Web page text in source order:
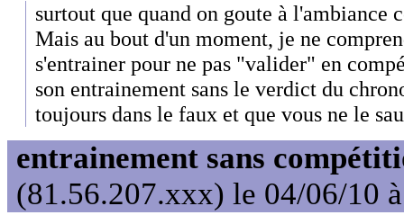
surtout que quand on goute à l'ambiance
Mais au bout d'un moment, je ne
s'entrainer pour ne pas "valider" en
son entrainement sans le verdict du
toujours dans le faux et que vous ne le
entrainement sans
(81.56.207.xxx) le 04/06/10